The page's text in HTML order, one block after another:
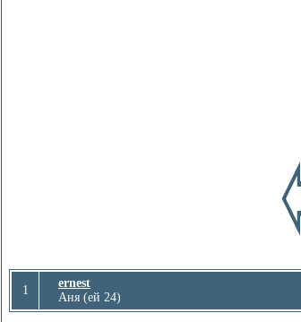
1
ernest
Аня (ей 24)